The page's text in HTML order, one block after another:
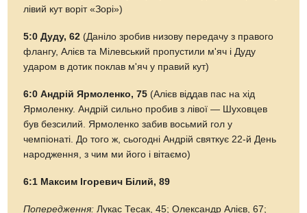
лівий кут воріт «Зорі»)
5:0 Дуду, 62 (Даніло зробив низову передачу з правого
флангу, Алієв та Мілевський пропустили м'яч і Дуду
ударом в дотик поклав м'яч у правий кут)
6:0 Андрій Ярмоленко, 75 (Алієв віддав пас на хід
Ярмоленку. Андрій сильно пробив з лівої — Шуховцев
був безсилий. Ярмоленко забив восьмий гол у
чемпіонаті. До того ж, сьогодні Андрій святкує 22-й День
народження, з чим ми його і вітаємо)
6:1 Максим Ігоревич Білий, 89
Попередження: Лукас Тесак, 45; Олександр Алієв, 67;